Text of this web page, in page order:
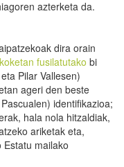
azterketa da.
dira orain
fusilatutako bi
Pilar Vallesen)
ageri den beste
identifikazioa;
hala nola hitzaldiak,
ariketak eta,
Estatu mailako